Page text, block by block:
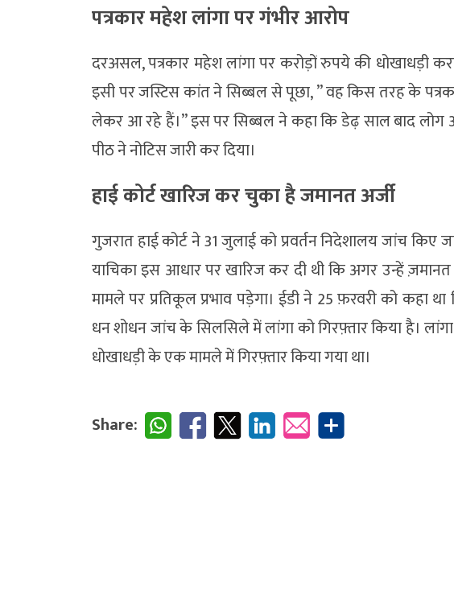
पत्रकार महेश लांगा पर गंभीर आरोप
दरअसल, पत्रकार महेश लांगा पर करोड़ों रुपये की धोखाधड़ी
इसी पर जस्टिस कांत ने सिब्बल से पूछा, ” वह किस तरह के
लेकर आ रहे हैं।” इस पर सिब्बल ने कहा कि डेढ़ साल बाद
पीठ ने नोटिस जारी कर दिया।
हाई कोर्ट खारिज कर चुका है जमानत अर्जी
गुजरात हाई कोर्ट ने 31 जुलाई को प्रवर्तन निदेशालय जांच
याचिका इस आधार पर खारिज कर दी थी कि अगर उन्हें ज़मानत
मामले पर प्रतिकूल प्रभाव पड़ेगा। ईडी ने 25 फ़रवरी को कहा
धन शोधन जांच के सिलसिले में लांगा को गिरफ़्तार किया है।
धोखाधड़ी के एक मामले में गिरफ़्तार किया गया था।
Share: